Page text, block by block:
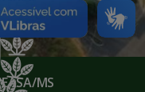
MS